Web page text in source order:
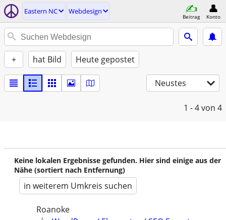
Eastern NC Webdesign
Beitrag Konto
+ hat Bild Heute gepostet
Neustes
1 - 4von 4
Keine lokalen Ergebnisse gefunden. Hier sind einige aus der
Nähe (sortiert nach Entfernung)
in weiterem Umkreis suchen
Roanoke